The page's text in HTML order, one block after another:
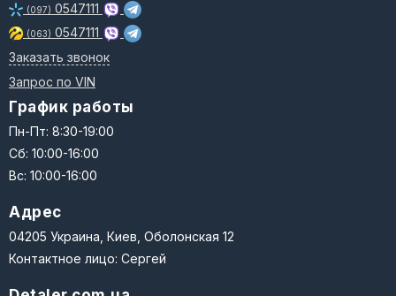
(097) 0547111
(063) 0547111
Заказать звонок
Запрос по VIN
График работы
Пн-Пт: 8:30-19:00
Сб: 10:00-16:00
Вс: 10:00-16:00
Адрес
04205 Украина, Киев, Оболонская 12
Контактное лицо: Сергей